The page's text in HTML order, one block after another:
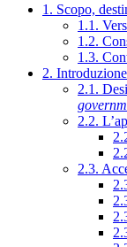
1. Scopo,
1.1.
1.2.
1.3.
2.
2.1.
2.2.
2.3.